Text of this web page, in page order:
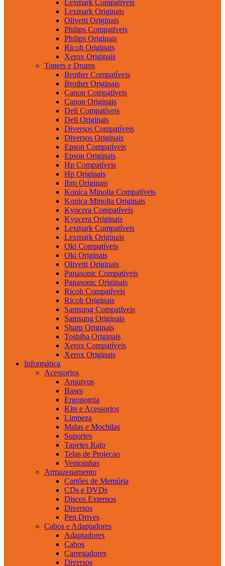
Lexmark Compatíveis
Lexmark Originais
Olivetti Originais
Philips Compatíveis
Philips Originais
Ricoh Originais
Xerox Originais
Toners e Drums
Brother Compatíveis
Brother Originais
Canon Compatíveis
Canon Originais
Dell Compatíveis
Dell Originais
Diversos Compatíveis
Diversos Originais
Epson Compatíveis
Epson Originais
Hp Compatíveis
Hp Originais
Ibm Originais
Konica Minolta Compatíveis
Konica Minolta Originais
Kyocera Compatíveis
Kyocera Originais
Lexmark Compatíveis
Lexmark Originais
Oki Compatíveis
Oki Originais
Olivetti Originais
Panasonic Compatíveis
Panasonic Originais
Ricoh Compatíveis
Ricoh Originais
Samsung Compatíveis
Samsung Originais
Sharp Originais
Toshiba Originais
Xerox Compatíveis
Xerox Originais
Informática
Acessorios
Arquivos
Bases
Ergonomia
Kits e Acessorios
Limpeza
Malas e Mochilas
Suportes
Tapetes Rato
Telas de Projecao
Ventoinhas
Armazenamento
Cartões de Memória
CDs e DVDs
Discos Externos
Diversos
Pen Drives
Cabos e Adaptadores
Adaptadores
Cabos
Carregadores
Diversos